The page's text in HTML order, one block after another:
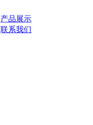
产品展示
联系我们